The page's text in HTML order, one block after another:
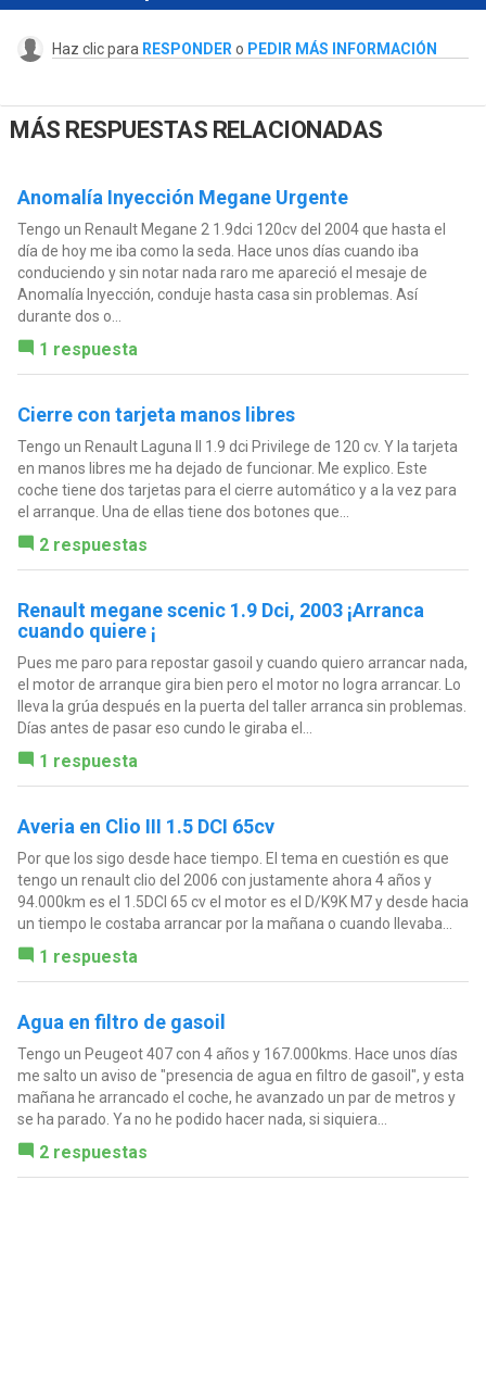
Haz clic para RESPONDER o PEDIR MÁS INFORMACIÓN
MÁS RESPUESTAS RELACIONADAS
Anomalía Inyección Megane Urgente
Tengo un Renault Megane 2 1.9dci 120cv del 2004 que hasta el
día de hoy me iba como la seda. Hace unos días cuando iba
conduciendo y sin notar nada raro me apareció el mesaje de
Anomalía Inyección, conduje hasta casa sin problemas. Así
durante dos o...
1 respuesta
Cierre con tarjeta manos libres
Tengo un Renault Laguna II 1.9 dci Privilege de 120 cv. Y la tarjeta
en manos libres me ha dejado de funcionar. Me explico. Este
coche tiene dos tarjetas para el cierre automático y a la vez para
el arranque. Una de ellas tiene dos botones que...
2 respuestas
Renault megane scenic 1.9 Dci, 2003 ¡Arranca
cuando quiere ¡
Pues me paro para repostar gasoil y cuando quiero arrancar nada,
el motor de arranque gira bien pero el motor no logra arrancar. Lo
lleva la grúa después en la puerta del taller arranca sin problemas.
Días antes de pasar eso cundo le giraba el...
1 respuesta
Averia en Clio III 1.5 DCI 65cv
Por que los sigo desde hace tiempo. El tema en cuestión es que
tengo un renault clio del 2006 con justamente ahora 4 años y
94.000km es el 1.5DCI 65 cv el motor es el D/K9K M7 y desde hacia
un tiempo le costaba arrancar por la mañana o cuando llevaba...
1 respuesta
Agua en filtro de gasoil
Tengo un Peugeot 407 con 4 años y 167.000kms. Hace unos días
me salto un aviso de "presencia de agua en filtro de gasoil", y esta
mañana he arrancado el coche, he avanzado un par de metros y
se ha parado. Ya no he podido hacer nada, si siquiera...
2 respuestas